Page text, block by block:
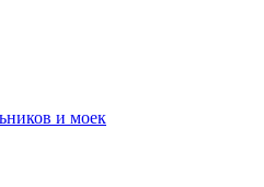
и моек